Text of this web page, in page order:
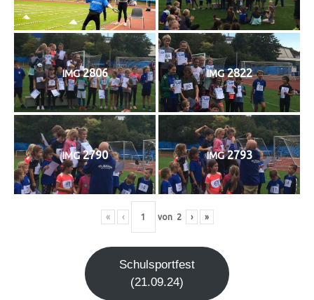
IMG2806 IMG2822
IMG2790 IMG2793
« ‹ von 2 › »
Schul­sport­fest
(21.09.24)